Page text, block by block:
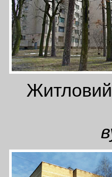
Житловий